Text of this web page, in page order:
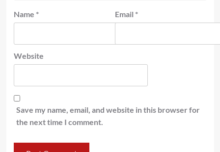
Name * Email *
Website
Save my name, email, and website in this browser for
the next time I comment.